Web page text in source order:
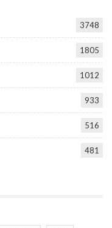
3748
1805
1012
933
516
481